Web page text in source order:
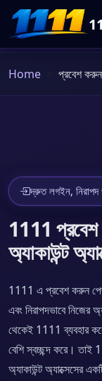
Home প্রবেশ করুন
দ্রুত লগইন, নিরাপদ
1111
অ্যাকাউন্ট
1111 এ প্রবেশ করুন
এবং নিরাপদভাবে
থেকেই 1111 ব্যবহার
বেশি স্বচ্ছন্দ করে। তাই
অ্যাকাউন্ট অ্যাক্সেসের